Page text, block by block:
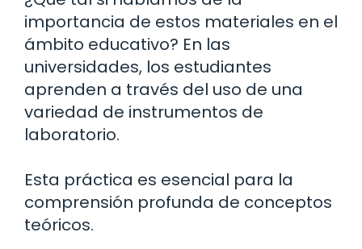
importancia de estos materiales en el
ámbito educativo? En las
universidades, los estudiantes
aprenden a través del uso de una
variedad de instrumentos de
laboratorio.
Esta práctica es esencial para la
comprensión profunda de conceptos
teóricos.